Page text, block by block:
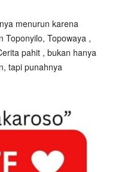
menurun karena
Toponyilo, Topowaya ,
pahit , bukan hanya
tapi punahnya